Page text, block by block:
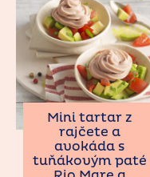
Mini tartar z
rajčete a
avokáda s
tuňákovým paté